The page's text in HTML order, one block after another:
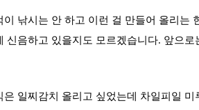
이 낚시는 안 하고 이런 걸 만들어 올리는
신음하고 있을지도 모르겠습니다. 앞으
은 일찌감치 올리고 싶었는데 차일피일